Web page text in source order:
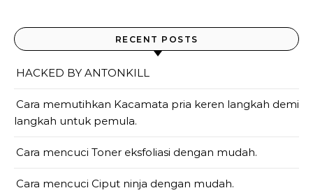
RECENT POSTS
HACKED BY ANTONKILL
Cara memutihkan Kacamata pria keren langkah demi
langkah untuk pemula.
Cara mencuci Toner eksfoliasi dengan mudah.
Cara mencuci Ciput ninja dengan mudah.